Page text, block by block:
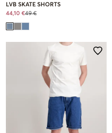
LVB SKATE SHORTS
44,10 €49 €